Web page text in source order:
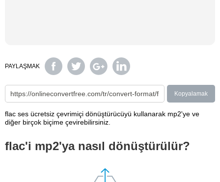
PAYLAŞMAK
Kopyalamak
flac ses ücretsiz çevrimiçi dönüştürücüyü kullanarak mp2'ye ve
diğer birçok biçime çevirebilirsiniz.
flac'i mp2'ya nasıl dönüştürülür?